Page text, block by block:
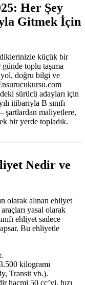
Her Şey
Gitmek İçin
küçük bir
toplu taşıma
doğru bilgi ve
sürücü adayları için
itibarıyla B sınıfı
şartlardan maliyetlere,
bir yerde topladık.
Nedir ve
olarak alınan ehliyet
yasal olarak
ehliyet sadece
Bu ehliyetle
kilogramı
Transit vb.).
hacmi 50 cc’yi, hızı